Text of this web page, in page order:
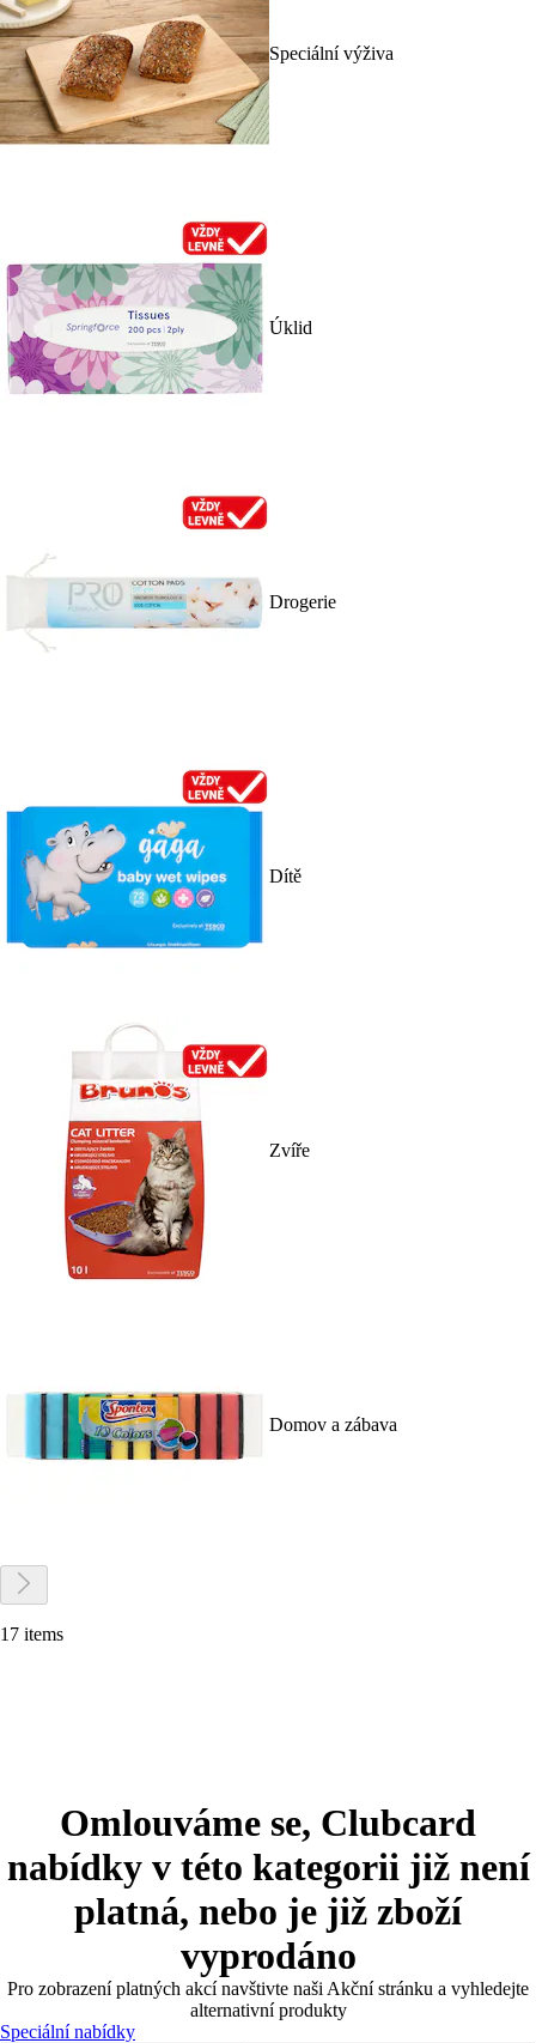
Speciální výživa
Úklid
Drogerie
Dítě
Zvíře
Domov a zábava
17 items
Omlouváme se, Clubcard
nabídky v této kategorii již není
platná, nebo je již zboží
vyprodáno
Pro zobrazení platných akcí navštivte naši Akční stránku a vyhledejte
alternativní produkty
Speciální nabídky